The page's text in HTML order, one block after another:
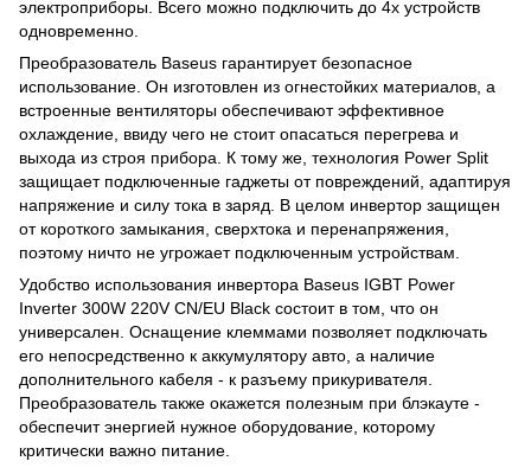
электроприборы. Всего можно подключить до 4х устройств
одновременно.
Преобразователь Baseus гарантирует безопасное
использование. Он изготовлен из огнестойких материалов, а
встроенные вентиляторы обеспечивают эффективное
охлаждение, ввиду чего не стоит опасаться перегрева и
выхода из строя прибора. К тому же, технология Power Split
защищает подключенные гаджеты от повреждений, адаптируя
напряжение и силу тока в заряд. В целом инвертор защищен
от короткого замыкания, сверхтока и перенапряжения,
поэтому ничто не угрожает подключенным устройствам.
Удобство использования инвертора Baseus IGBT Power
Inverter 300W 220V CN/EU Black состоит в том, что он
универсален. Оснащение клеммами позволяет подключать
его непосредственно к аккумулятору авто, а наличие
дополнительного кабеля - к разъему прикуривателя.
Преобразователь также окажется полезным при блэкауте -
обеспечит энергией нужное оборудование, которому
критически важно питание.